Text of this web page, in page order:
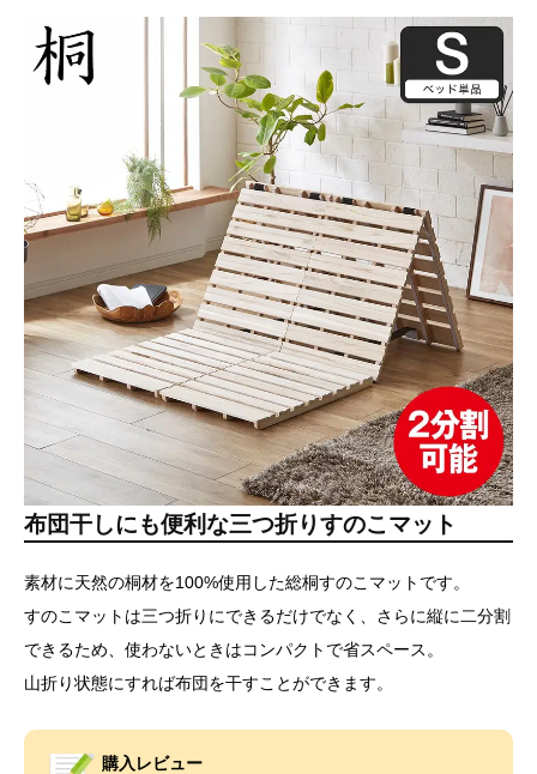
布団干しにも便利な三つ折りすのこマット
素材に天然の桐材を100%使用した総桐すのこマットです。
すのこマットは三つ折りにできるだけでなく、さらに縦に二分割
できるため、使わないときはコンパクトで省スペース。
山折り状態にすれば布団を干すことができます。
購入レビュー